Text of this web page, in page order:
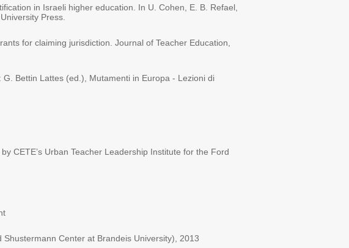
in Israeli higher education. In U. Cohen, E. B. Refael,
Press
for claiming jurisdiction Journal of Teacher Education,
Bettin Lattes (ed.), Mutamenti in Europa - Lezioni di
CETE’s Urban Teacher Leadership Institute for the Ford
Center at Brandeis University), 2013